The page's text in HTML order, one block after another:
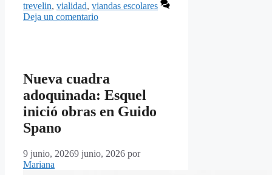
trevelin, vialidad, viandas escolares
Deja un comentario
Nueva cuadra
adoquinada: Esquel
inició obras en Guido
Spano
9 junio, 20269 junio, 2026 por
Mariana